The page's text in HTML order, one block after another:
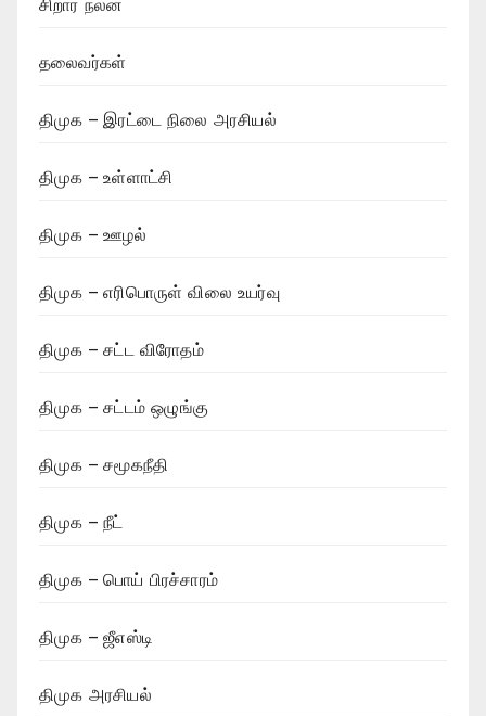
சிறார் நலன்
தலைவர்கள்
திமுக – இரட்டை நிலை அரசியல்
திமுக – உள்ளாட்சி
திமுக – ஊழல்
திமுக – எரிபொருள் விலை உயர்வு
திமுக – சட்ட விரோதம்
திமுக – சட்டம் ஒழுங்கு
திமுக – சமூகநீதி
திமுக – நீட்
திமுக – பொய் பிரச்சாரம்
திமுக – ஜீஎஸ்டி
திமுக அரசியல்